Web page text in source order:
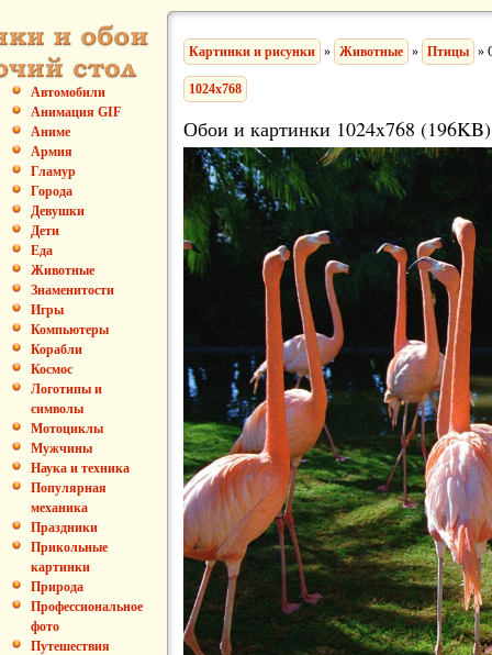
Автомобили
Анимация GIF
Аниме
Армия
Гламур
Города
Девушки
Дети
Еда
Животные
Знаменитости
Игры
Компьютеры
Корабли
Космос
Логотипы и
символы
Мотоциклы
Мужчины
Наука и техника
Популярная
механика
Праздники
Прикольные
картинки
Природа
Профессиональное
фото
Путешествия
Картинки и рисунки » Животные » Птицы »
1024x768
Обои и картинки 1024x768 (196KB)